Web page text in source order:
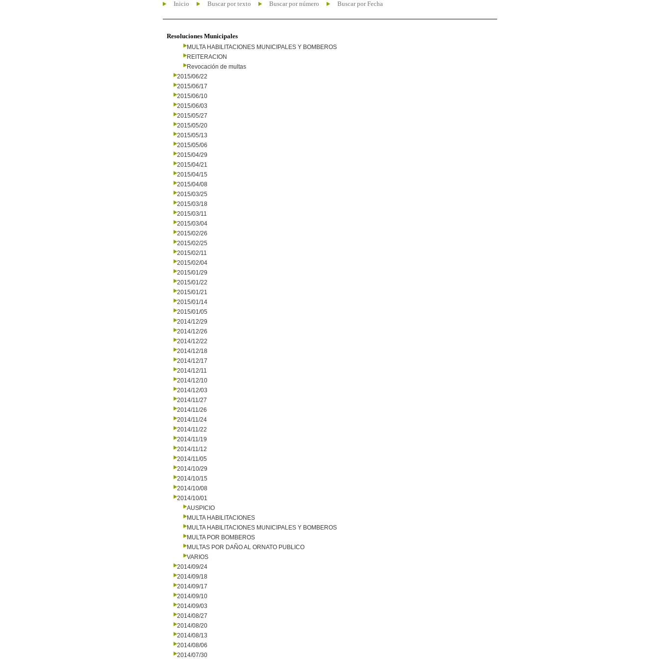
Inicio Buscar por texto Buscar por número Buscar por Fecha
Resoluciones Municipales
MULTA HABILITACIONES MUNICIPALES Y BOMBEROS
REITERACION
Revocación de multas
2015/06/22
2015/06/17
2015/06/10
2015/06/03
2015/05/27
2015/05/20
2015/05/13
2015/05/06
2015/04/29
2015/04/21
2015/04/15
2015/04/08
2015/03/25
2015/03/18
2015/03/11
2015/03/04
2015/02/26
2015/02/25
2015/02/11
2015/02/04
2015/01/29
2015/01/22
2015/01/21
2015/01/14
2015/01/05
2014/12/29
2014/12/26
2014/12/22
2014/12/18
2014/12/17
2014/12/11
2014/12/10
2014/12/03
2014/11/27
2014/11/26
2014/11/24
2014/11/22
2014/11/19
2014/11/12
2014/11/05
2014/10/29
2014/10/15
2014/10/08
2014/10/01
AUSPICIO
MULTA HABILITACIONES
MULTA HABILITACIONES MUNICIPALES Y BOMBEROS
MULTA POR BOMBEROS
MULTAS POR DAÑO AL ORNATO PUBLICO
VARIOS
2014/09/24
2014/09/18
2014/09/17
2014/09/10
2014/09/03
2014/08/27
2014/08/20
2014/08/13
2014/08/06
2014/07/30